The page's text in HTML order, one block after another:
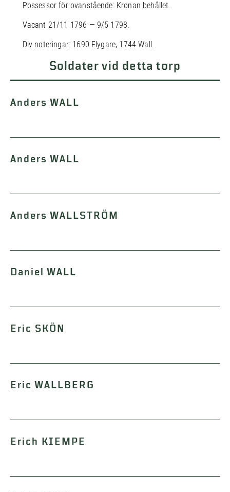
Possessor för ovanstående: Kronan behållet.
Vacant 21/11 1796 — 9/5 1798.
Div noteringar: 1690 Flygare, 1744 Wall.
Soldater vid detta torp
Anders WALL
Anders WALL
Anders WALLSTRÖM
Daniel WALL
Eric SKÖN
Eric WALLBERG
Erich KIEMPE